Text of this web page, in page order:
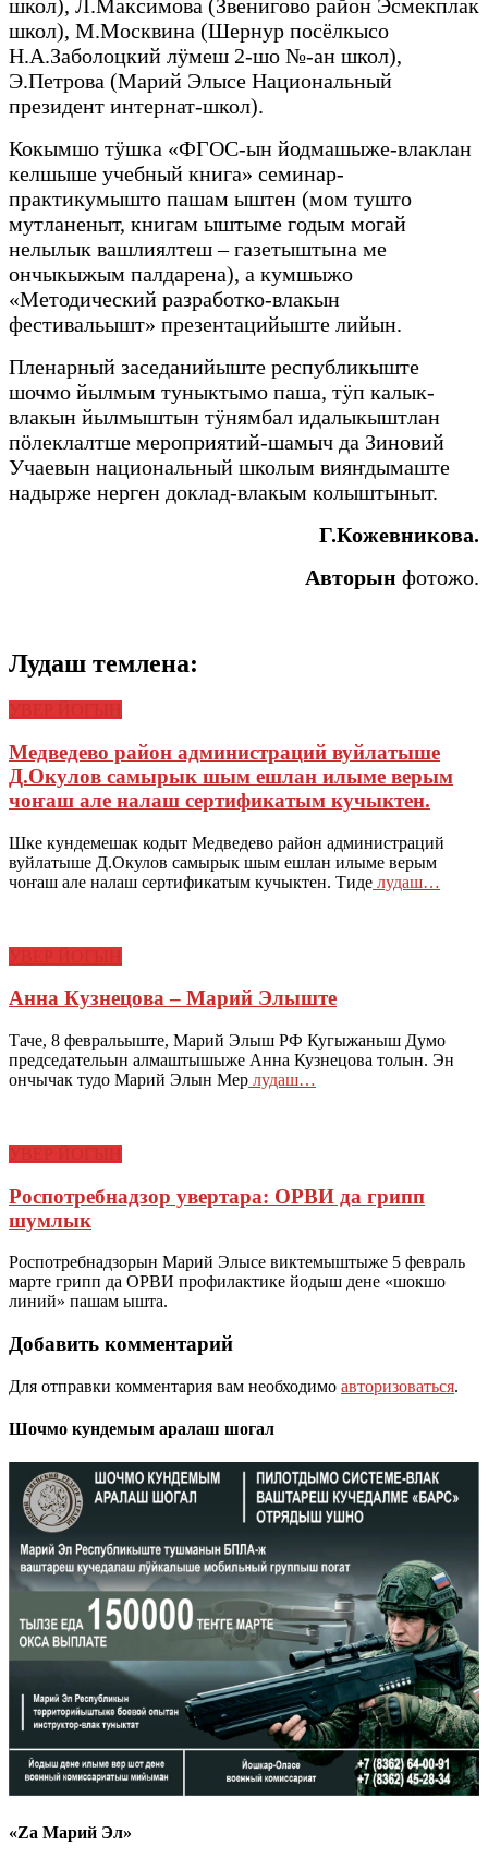
школ), Л.Максимова (Звенигово район Эсмекплак
школ), М.Москвина (Шернур посёлкысо
Н.А.Заболоцкий лӱмеш 2-шо №-ан школ),
Э.Петрова (Марий Элысе Национальный
президент интернат-школ).
Кокымшо тӱшка «ФГОС-ын йодмашыже-влаклан
келшыше учебный книга» семинар-
практикумышто пашам ыштен (мом тушто
мутланеныт, книгам ыштыме годым могай
нелылык вашлиялтеш – газетыштына ме
ончыкыжым палдарена), а кумшыжо
«Методический разработко-влакын
фестивальышт» презентацийыште лийын.
Пленарный заседанийыште республикыште
шочмо йылмым туныктымо паша, тӱп калык-
влакын йылмыштын тӱнямбал идалыкыштлан
пӧлеклалтше мероприятий-шамыч да Зиновий
Учаевын национальный школым вияҥдымаште
надырже нерген доклад-влакым колыштыныт.
Г.Кожевникова.
Авторын фотожо.
Лудаш темлена:
Медведево район администраций вуйлатыше
Д.Окулов самырык шым ешлан илыме верым
чоҥаш але налаш сертификатым кучыктен.
Шке кундемешак кодыт Медведево район администраций
вуйлатыше Д.Окулов самырык шым ешлан илыме верым
чоҥаш але налаш сертификатым кучыктен. Тиде лудаш…
Анна Кузнецова – Марий Элыште
Таче, 8 февральыште, Марий Элыш РФ Кугыжаныш Думо
председательын алмаштышыже Анна Кузнецова толын. Эн
ончычак тудо Марий Элын Мер лудаш…
Роспотребнадзор увертара: ОРВИ да грипп
шумлык
Роспотребнадзорын Марий Элысе виктемыштыже 5 февраль
марте грипп да ОРВИ профилактике йодыш дене «шокшо
линий» пашам ышта.
Добавить комментарий
Для отправки комментария вам необходимо авторизоваться.
Шочмо кундемым аралаш шогал
«Zа Марий Эл»